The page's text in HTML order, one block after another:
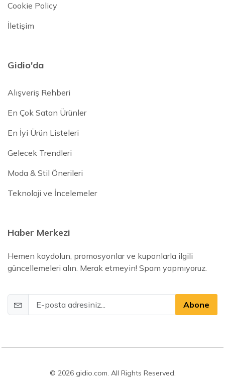
Cookie Policy
İletişim
Gidio'da
Alışveriş Rehberi
En Çok Satan Ürünler
En İyi Ürün Listeleri
Gelecek Trendleri
Moda & Stil Önerileri
Teknoloji ve İncelemeler
Haber Merkezi
Hemen kaydolun, promosyonlar ve kuponlarla ilgili
güncellemeleri alın. Merak etmeyin! Spam yapmıyoruz.
Abone
© 2026 gidio.com. All Rights Reserved.